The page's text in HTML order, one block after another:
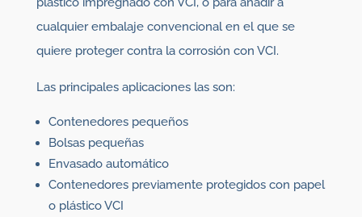
cualquier embalaje convencional en el que se
quiere proteger contra la corrosión con VCI.
Las principales aplicaciones las son:
Contenedores pequeños
Bolsas pequeñas
Envasado automático
Contenedores previamente protegidos con papel
o plástico VCI